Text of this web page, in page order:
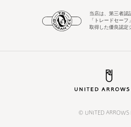
当店は、第三者認
「トレードセー
取得した優良認定
© UNITED ARROWS